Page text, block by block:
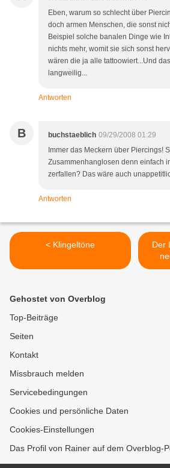
Eben, warum so schlecht über
doch armen Menschen, die sonst
Beispiel solche banalen Dinge wie
nichts mehr, womit sie sich sonst
wären die ja alle tattoowiert...Und
langweilig...
Antworten
B buchstaeblich 09/29/2008 01:29
Immer das Meckern über Piercings!
Zusammenhanglosen denn einfach
zerfallen? Das wäre auch
Antworten
< Klingeltöne
Der
Gehostet von Overblog
Top-Beiträge
Seiten
Kontakt
Missbrauch melden
Servicebedingungen
Cookies und persönliche Daten
Cookies-Einstellungen
Das Profil von Rainer auf dem Overblog-